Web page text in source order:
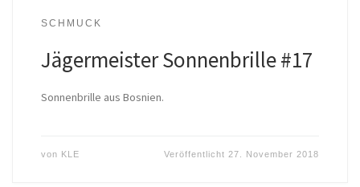
SCHMUCK
Jägermeister Sonnenbrille #17
Sonnenbrille aus Bosnien.
von KLE Veröffentlicht27. November 2018